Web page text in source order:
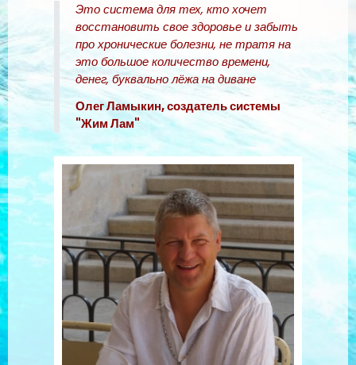
Это система для тех, кто хочет
восстановить свое здоровье и забыть
про хронические болезни, не тратя на
это большое количество времени,
денег, буквально лёжа на диване
Олег Ламыкин, создатель системы
"Жим Лам"